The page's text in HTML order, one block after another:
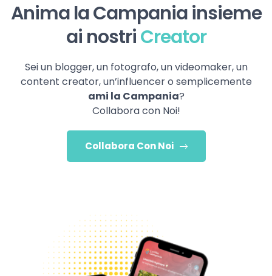
Anima la Campania insieme
ai nostriCreator
Sei un blogger, un fotografo, un videomaker, un
content creator, un’influencer o semplicemente
ami la Campania?
Collabora con Noi!
Collabora Con Noi